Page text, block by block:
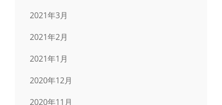
2021年3月
2021年2月
2021年1月
2020年12月
2020年11月